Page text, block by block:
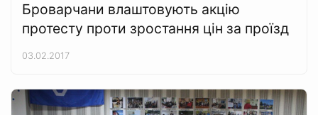
Броварчани влаштовують акцію
протесту проти зростання цін за проїзд
03.02.2017